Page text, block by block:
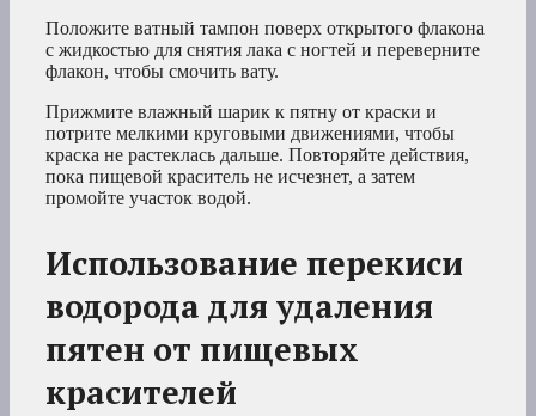
Положите ватный тампон поверх открытого флакона
с жидкостью для снятия лака с ногтей и переверните
флакон, чтобы смочить вату.
Прижмите влажный шарик к пятну от краски и
потрите мелкими круговыми движениями, чтобы
краска не растеклась дальше. Повторяйте действия,
пока пищевой краситель не исчезнет, а затем
промойте участок водой.
Использование перекиси
водорода для удаления
пятен от пищевых
красителей